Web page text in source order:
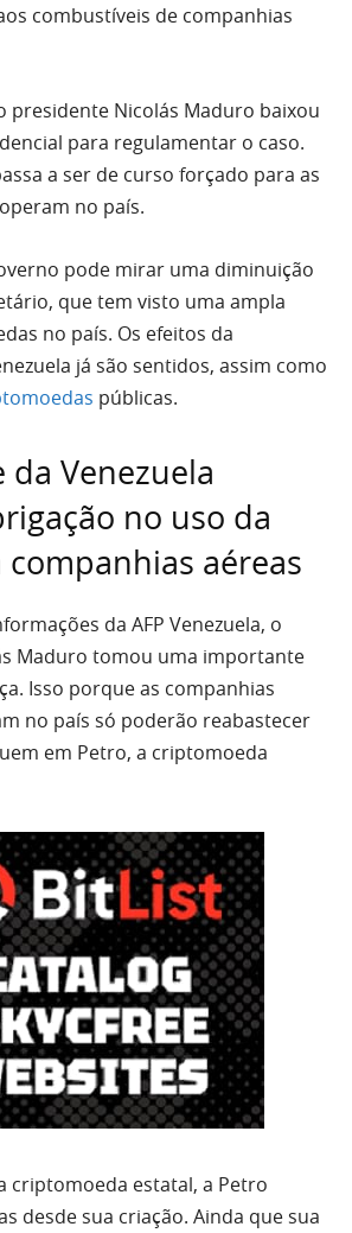
combustíveis de companhias
presidente Nicolás Maduro baixou
para regulamentar o caso.
a ser de curso forçado para as
no país.
pode mirar uma diminuição
que tem visto uma ampla
no país. Os efeitos da
já são sentidos, assim como
públicas.
da Venezuela
no uso da
aéreas
da AFP Venezuela, o
Maduro tomou uma importante
Isso porque as companhias
no país só poderão reabastecer
em Petro, a criptomoeda
criptomoeda estatal, a Petro
desde sua criação. Ainda que sua